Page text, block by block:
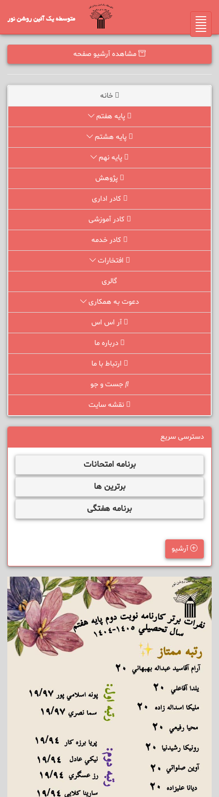
Toggle
navigation
متوسطه یک آئین روشن نور
مشاهده آرشیو صفحه
خانه
پایه هفتم
پایه هشتم
پایه نهم
پژوهش
کادر اداری
کادر آموزشی
کادر خدمه
افتخارات
گالری
دعوت به همکاری
آر اس اس
درباره ما
ارتباط با ما
جست و جو
نقشه سایت
دسترسی سریع
برنامه امتحانات
برترین ها
برنامه هفتگی
آرشیو